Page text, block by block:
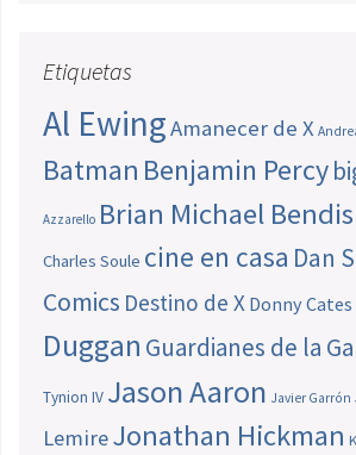
Etiquetas
Al EwingAmanecer de X
Batman Benjamin Percy
Azzarello Brian Michael Bendis
Charles Soule cine en casa Dan
Comics Destino de X Donny Cates
Duggan Guardianes de la
Tynion IV Jason Aaron Javier Garrón
LemireJonathan Hickman